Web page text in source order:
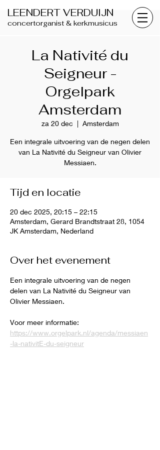
LEENDERT VERDUIJN
concertorganist & kerkmusicus
La Nativité du
Seigneur -
Orgelpark
Amsterdam
za 20 dec
  |
Amsterdam
Een integrale uitvoering van de negen delen
van La Nativité du Seigneur van Olivier
Messiaen.
Tijd en locatie
20 dec 2025, 20:15 – 22:15
Amsterdam, Gerard Brandtstraat 28, 1054
JK Amsterdam, Nederland
Over het evenement
Een integrale uitvoering van de negen
delen van La Nativité du Seigneur van
Olivier Messiaen.
Voor meer informatie:
https://www.orgelpark.nl/agenda/messiaen
-la-nativitE-du-seigneur